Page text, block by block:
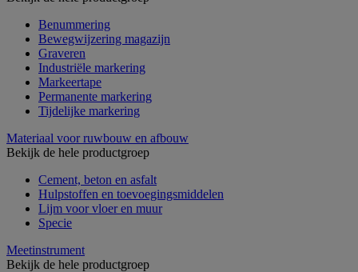
Benummering
Bewegwijzering magazijn
Graveren
Industriële markering
Markeertape
Permanente markering
Tijdelijke markering
Materiaal voor ruwbouw en afbouw
Bekijk de hele productgroep
Cement, beton en asfalt
Hulpstoffen en toevoegingsmiddelen
Lijm voor vloer en muur
Specie
Meetinstrument
Bekijk de hele productgroep